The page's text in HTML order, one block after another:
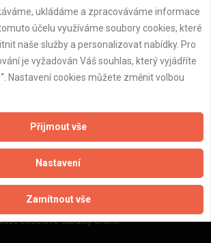
z portálu ARES dne 04.01.2024 16:30:08
Naše firmy a řemeslníci
podmínky (rozpočtování)
Reference
excelové tabulky online
ukládáme a zpracováváme informace
účelu využíváme soubory cookies, které
naše služby a personalizovat nabídky. Pro
je vyžadován Váš souhlas, který vyjádříte
Nastavení cookies můžete změnit volbou
Přijmout vše
Nastavení
Zamítnout vše